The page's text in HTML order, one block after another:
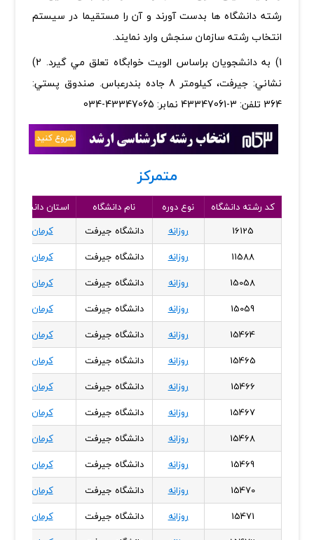
رشته دانشگاه ها بدست آورند و آن را مستقیما در سیستم
انتخاب رشته سازمان سنجش وارد نمایند.
1) به دانشجويان براساس الويت خوابگاه تعلق مي گيرد. 2)
نشاني: جيرفت، كيلومتر 8 جاده بندرعباس. صندوق پستي:
364 تلفن: 3-43347061 نمابر: 43347065-034
متمرکز
کد رشته دانشگاه نوع دوره نام دانشگاه
استان دانشگاه
16125
روزانه دانشگاه جیرفت
کرمان
11588
روزانه دانشگاه جیرفت
کرمان
15058
روزانه دانشگاه جیرفت
کرمان
15059
روزانه دانشگاه جیرفت
کرمان
15464
روزانه دانشگاه جیرفت
کرمان
15465
روزانه دانشگاه جیرفت
کرمان
15466
روزانه دانشگاه جیرفت
کرمان
15467
روزانه دانشگاه جیرفت
کرمان
15468
روزانه دانشگاه جیرفت
کرمان
15469
روزانه دانشگاه جیرفت
کرمان
15470
روزانه دانشگاه جیرفت
کرمان
15471
روزانه دانشگاه جیرفت
کرمان